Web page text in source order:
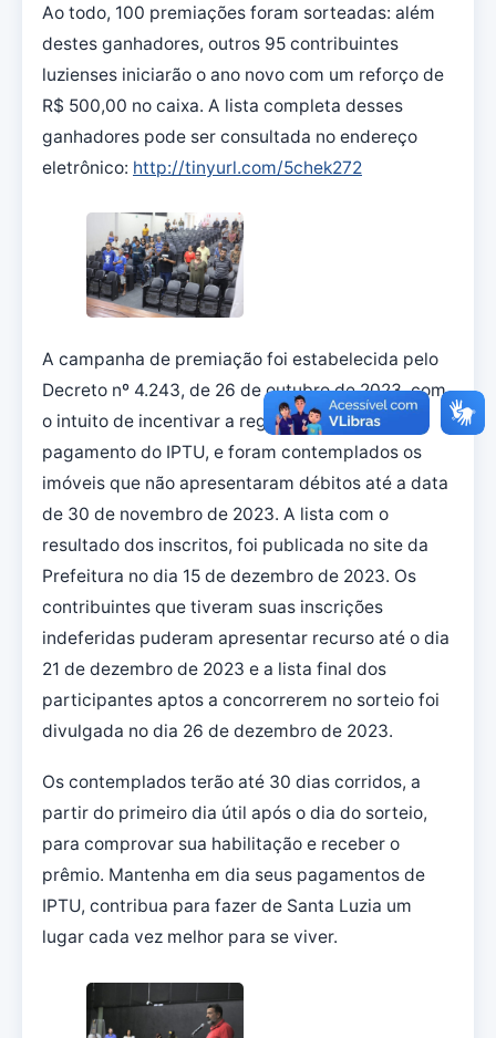
Ao todo, 100 premiações foram sorteadas: além
destes ganhadores, outros 95 contribuintes
luzienses iniciarão o ano novo com um reforço de
R$ 500,00 no caixa. A lista completa desses
ganhadores pode ser consultada no endereço
eletrônico: http://tinyurl.com/5chek272
A campanha de premiação foi estabelecida pelo
Decreto nº 4.243, de 26 de outubro de 2023, com
o intuito de incentivar a regularidade no
pagamento do IPTU, e foram contemplados os
imóveis que não apresentaram débitos até a data
de 30 de novembro de 2023. A lista com o
resultado dos inscritos, foi publicada no site da
Prefeitura no dia 15 de dezembro de 2023. Os
contribuintes que tiveram suas inscrições
indeferidas puderam apresentar recurso até o dia
21 de dezembro de 2023 e a lista final dos
participantes aptos a concorrerem no sorteio foi
divulgada no dia 26 de dezembro de 2023.
Os contemplados terão até 30 dias corridos, a
partir do primeiro dia útil após o dia do sorteio,
para comprovar sua habilitação e receber o
prêmio. Mantenha em dia seus pagamentos de
IPTU, contribua para fazer de Santa Luzia um
lugar cada vez melhor para se viver.